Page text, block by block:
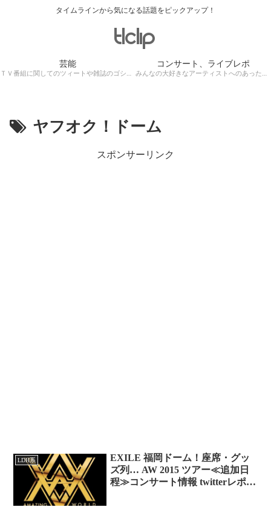
タイムラインから気になる話題をピックアップ！
芸能
ＴＶ番組に関してのツィートや雑誌のゴシップ記事、芸能人目撃情報・ロケ現場遭遇・・・
コンサート、ライブレポ
みんなの大好きなアーティストへのあったかぁ～い思いをツイッターレポートに保存！
ヤフオク！ドーム
スポンサーリンク
LDH系
EXILE 福岡ドーム！座席・グッ
ズ列… AW 2015 ツアー≪追加日
程≫コンサート情報 twitterレポま